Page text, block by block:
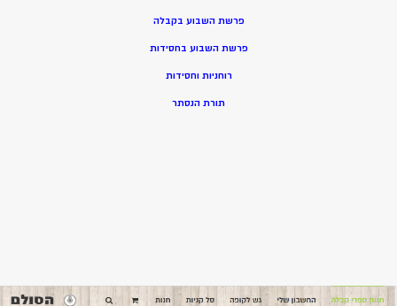
פרשת השבוע בקבלה
פרשת השבוע בחסידות
רוחניות וחסידות
תורת הנסתר